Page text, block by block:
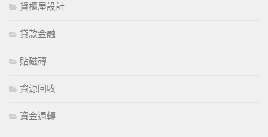
貨櫃屋設計
貸款金融
貼磁磚
資源回收
資金週轉